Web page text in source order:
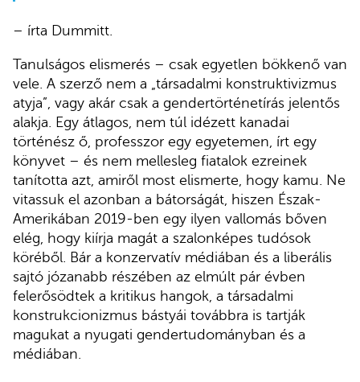
– írta Dummitt.
Tanulságos elismerés – csak egyetlen bökkenő van
vele. A szerző nem a „társadalmi konstruktivizmus
atyja”, vagy akár csak a gendertörténetírás jelentős
alakja. Egy átlagos, nem túl idézett kanadai
történész ő, professzor egy egyetemen, írt egy
könyvet – és nem mellesleg fiatalok ezreinek
tanította azt, amiről most elismerte, hogy kamu. Ne
vitassuk el azonban a bátorságát, hiszen Észak-
Amerikában 2019-ben egy ilyen vallomás bőven
elég, hogy kiírja magát a szalonképes tudósok
köréből. Bár a konzervatív médiában és a liberális
sajtó józanabb részében az elmúlt pár évben
felerősödtek a kritikus hangok, a társadalmi
konstrukcionizmus bástyái továbbra is tartják
magukat a nyugati gendertudományban és a
médiában.